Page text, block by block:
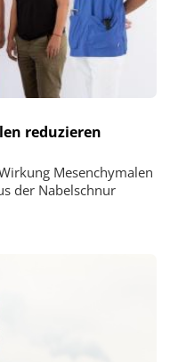
reduzieren
Mesenchymalen
der Nabelschnur